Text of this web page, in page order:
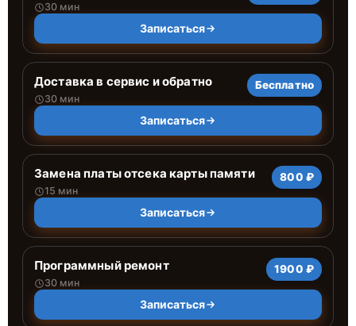
30 мин
Записаться
Доставка в сервис и обратно
30 мин
Бесплатно
Записаться
Замена платы отсека карты памяти
15 мин
800 ₽
Записаться
Программный ремонт
30 мин
1900 ₽
Записаться